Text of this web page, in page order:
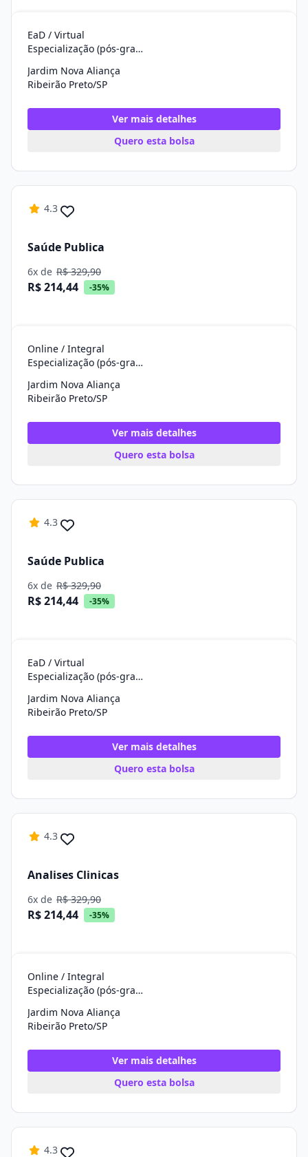
EaD / Virtual
Especialização (pós-graduação)
Jardim Nova Aliança
Ribeirão Preto/SP
Ver mais detalhes
Quero esta bolsa
4.3
Saúde Publica
6x de R$ 329,90
R$ 214,44 -35%
Online / Integral
Especialização (pós-graduação)
Jardim Nova Aliança
Ribeirão Preto/SP
Ver mais detalhes
Quero esta bolsa
4.3
Saúde Publica
6x de R$ 329,90
R$ 214,44 -35%
EaD / Virtual
Especialização (pós-graduação)
Jardim Nova Aliança
Ribeirão Preto/SP
Ver mais detalhes
Quero esta bolsa
4.3
Analises Clinicas
6x de R$ 329,90
R$ 214,44 -35%
Online / Integral
Especialização (pós-graduação)
Jardim Nova Aliança
Ribeirão Preto/SP
Ver mais detalhes
Quero esta bolsa
4.3